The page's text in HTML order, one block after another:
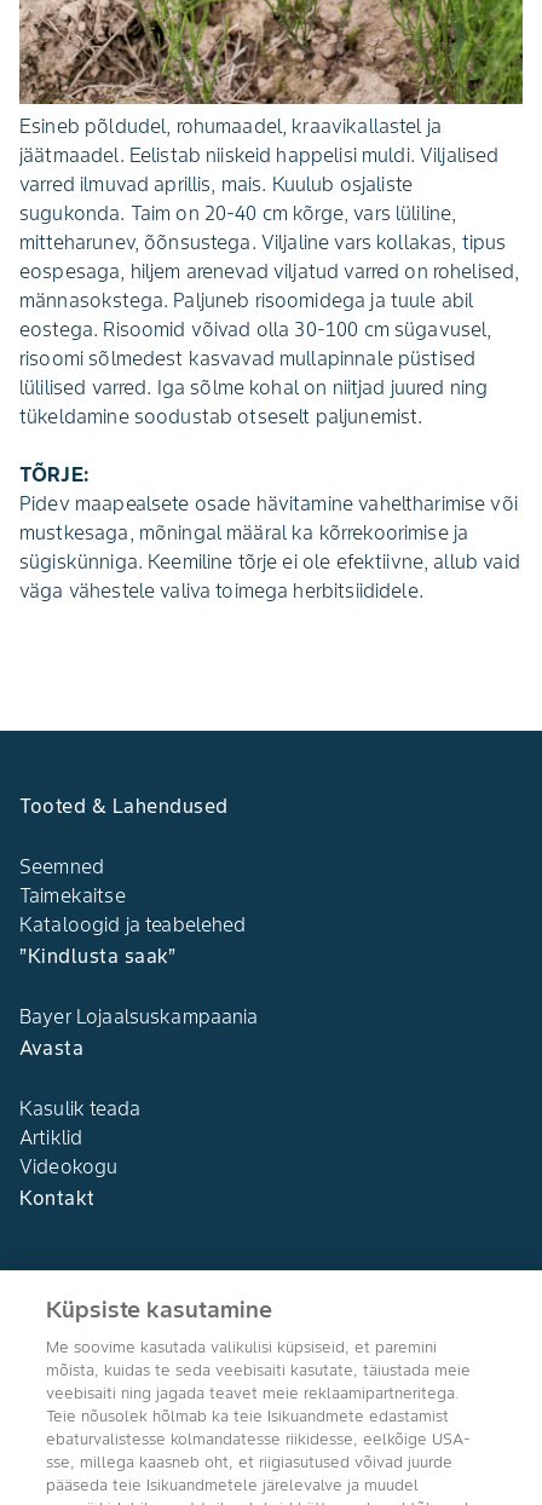
Esineb põldudel, rohumaadel, kraavikallas­tel ja
jäätmaadel. Eelistab niiskeid happelisi muldi. Viljalised
varred ilmuvad aprillis, mais. Kuulub osjaliste
sugukonda. Taim on 20-40 cm kõrge, vars lüliline,
mitteharunev, õõnsustega. Viljaline vars kollakas, tipus
eospesaga, hiljem arenevad viljatud varred on rohelised,
männasokstega. Paljuneb risoomidega ja tuule abil
eostega. Risoomid võivad olla 30-100 cm sügavusel,
risoomi sõlmedest kasvavad mullapinnale püstised
lülilised varred. Iga sõlme kohal on niitjad juured ning
tükeldamine soodustab otseselt paljunemist.
TÕRJE:
Pidev maapealsete osade hävitamine vaheltharimise või
mustkesaga, mõningal määral ka kõrrekoorimise ja
sügiskünniga. Keemiline tõrje ei ole efektiivne, allub vaid
väga vähestele valiva toimega herbit­siididele.
Tooted & Lahendused
Seemned
Taimekaitse
Kataloogid ja teabelehed
”Kindlusta saak”
Bayer Lojaalsuskampaania
Avasta
Kasulik teada
Artiklid
Videokogu
Kontakt
Agro Bayer
Eesti
Jälgi meid
Küpsiste kasutamine
Me soovime kasutada valikulisi küpsiseid, et paremini
mõista, kuidas te seda veebisaiti kasutate, täiustada meie
veebisaiti ning jagada teavet meie reklaamipartneritega.
Teie nõusolek hõlmab ka teie Isikuandmete edastamist
ebaturvalistesse kolmandatesse riikidesse, eelkõige USA-
sse, millega kaasneb oht, et riigiasutused võivad juurde
pääseda teie Isikuandmetele järelevalve ja muudel